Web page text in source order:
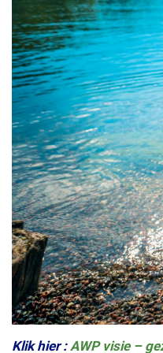
Klik hier :AWP visie –